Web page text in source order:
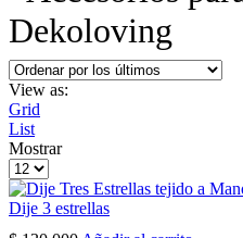
View as:
Grid
List
Mostrar
Products
per
page
Dije 3 estrellas